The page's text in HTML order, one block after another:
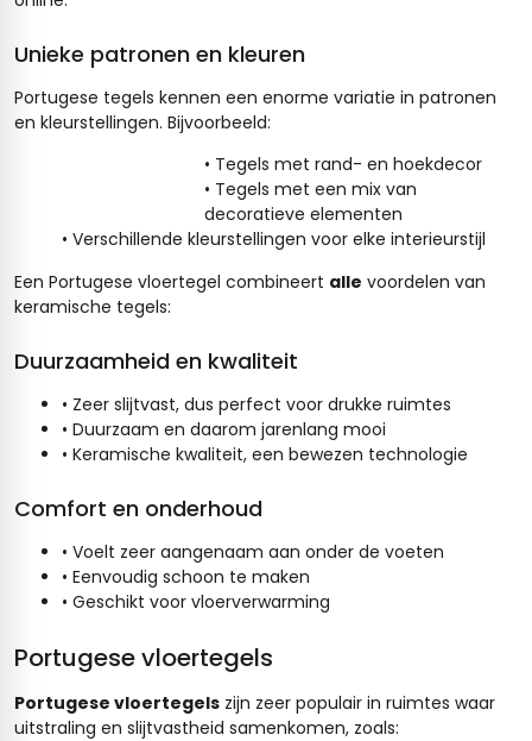
Unieke patronen en kleuren
Portugese tegels kennen een enorme variatie in patronen
en kleurstellingen. Bijvoorbeeld:
• Tegels met rand- en hoekdecor
• Tegels met een mix van
decoratieve elementen
• Verschillende kleurstellingen voor elke interieurstijl
Een Portugese vloertegel combineert alle voordelen van
keramische tegels:
Duurzaamheid en kwaliteit
• Zeer slijtvast, dus perfect voor drukke ruimtes
• Duurzaam en daarom jarenlang mooi
• Keramische kwaliteit, een bewezen technologie
Comfort en onderhoud
• Voelt zeer aangenaam aan onder de voeten
• Eenvoudig schoon te maken
• Geschikt voor vloerverwarming
Portugese vloertegels
Portugese vloertegels zijn zeer populair in ruimtes waar
uitstraling en slijtvastheid samenkomen, zoals: